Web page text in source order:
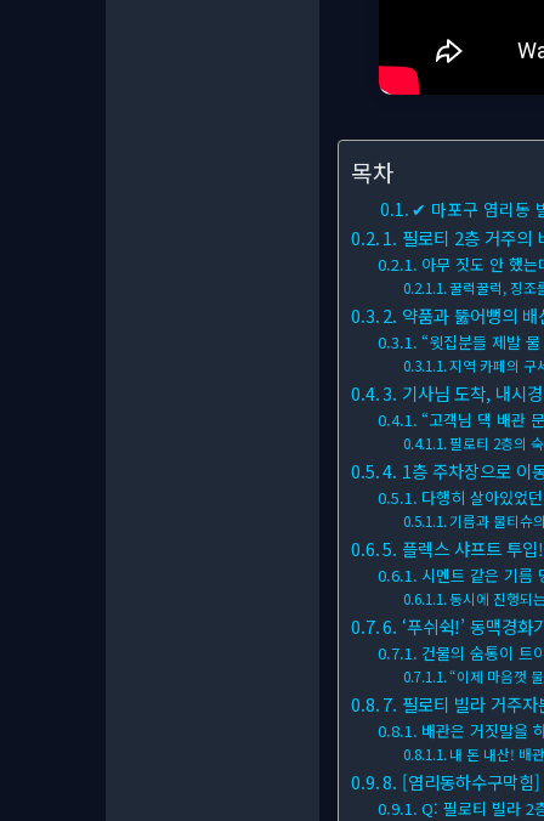
목차
✔ 마포구 염리동
1. 필로티 2층 거주의
아무 짓도 안 했
꿀럭꿀럭, 징조
2. 약품과 뚫어뻥의
“윗집분들 제발
지역 카페의 구
3. 기사님 도착, 내시
“고객님 댁 배관
필로티 2층의
4. 1층 주차장으로 이
다행히 살아있었
기름과 물티슈
5. 플렉스 샤프트 투
시멘트 같은 기름
동시에 진행되
6. ‘푸쉬쉭!’ 동맥경
건물의 숨통이 트
“이제 마음껏
7. 필로티 빌라 거주
배관은 거짓말을
내 돈 내산! 배
8. [염리동하수구막힘
Q: 필로티 빌라 2